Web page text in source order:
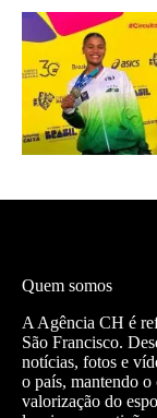
Quem somos
A Agência CH é
São Francisco.
notícias, fotos e
o país, mantendo
valorização do